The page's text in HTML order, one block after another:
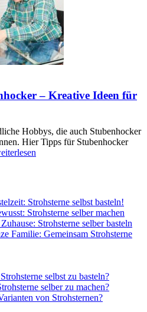
– Kreative Ideen für
Hobbys, die auch Stubenhocker
Hier Tipps für Stubenhocker
Strohsterne selbst basteln!
Strohsterne selber machen
Strohsterne selber basteln
Familie: Gemeinsam Strohsterne
selbst zu basteln?
selber zu machen?
von Strohsternen?